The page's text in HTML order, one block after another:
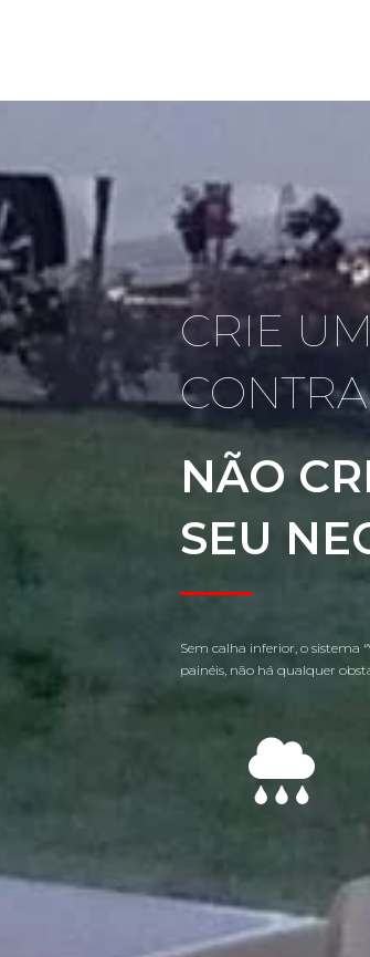
CRIE
NÃO
SEU
Sem calha inferior, o sistema
painéis, não há qualquer